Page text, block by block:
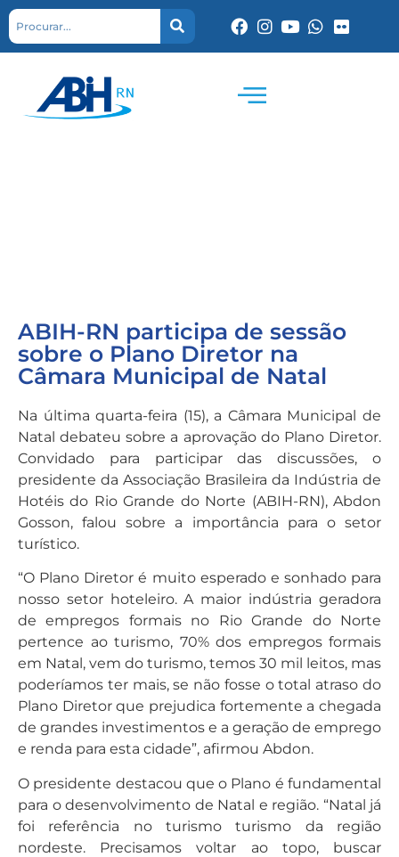
ABIH-RN participa de sessão
sobre o Plano Diretor na
Câmara Municipal de Natal
Na última quarta-feira (15), a Câmara Municipal de
Natal debateu sobre a aprovação do Plano Diretor.
Convidado para participar das discussões, o
presidente da Associação Brasileira da Indústria de
Hotéis do Rio Grande do Norte (ABIH-RN), Abdon
Gosson, falou sobre a importância para o setor
turístico.
“O Plano Diretor é muito esperado e sonhado para
nosso setor hoteleiro. A maior indústria geradora
de empregos formais no Rio Grande do Norte
pertence ao turismo, 70% dos empregos formais
em Natal, vem do turismo, temos 30 mil leitos, mas
poderíamos ter mais, se não fosse o total atraso do
Plano Diretor que prejudica fortemente a chegada
de grandes investimentos e a geração de emprego
e renda para esta cidade”, afirmou Abdon.
O presidente destacou que o Plano é fundamental
para o desenvolvimento de Natal e região. “Natal já
foi referência no turismo turismo da região
nordeste. Precisamos voltar ao topo, buscar